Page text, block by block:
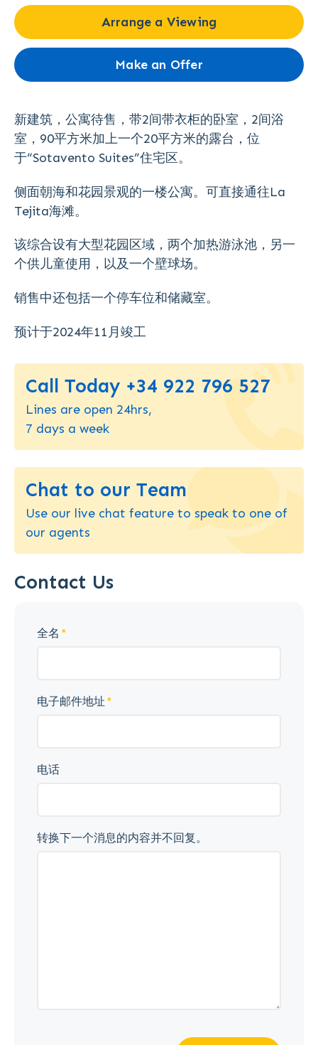
Arrange a Viewing
Make an Offer
新建筑，公寓待售，带2间带衣柜的卧室，2间浴
室，90平方米加上一个20平方米的露台，位
于“Sotavento Suites”住宅区。
侧面朝海和花园景观的一楼公寓。可直接通往La
Tejita海滩。
该综合设有大型花园区域，两个加热游泳池，另一
个供儿童使用，以及一个壁球场。
销售中还包括一个停车位和储藏室。
预计于2024年11月竣工
Call Today +34 922 796 527
Lines are open 24hrs,
7 days a week
Chat to our Team
Use our live chat feature to speak to one of
our agents
Contact Us
全名
电子邮件地址
电话
转换下一个消息的内容并不回复。